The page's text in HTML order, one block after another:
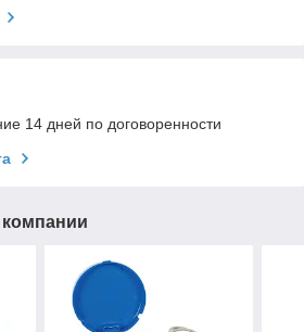
14 дней по договоренности